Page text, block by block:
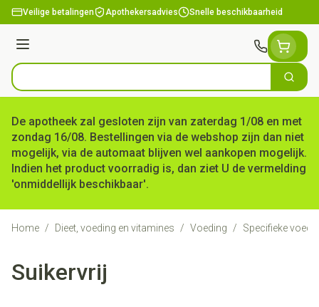
Ga naar de inhoud
Veilige betalingen Apothekersadvies Snelle beschikbaarheid
Menu
Product, merk, categorie... Zoek
De apotheek zal gesloten zijn van zaterdag 1/08 en met
zondag 16/08. Bestellingen via de webshop zijn dan niet
mogelijk, via de automaat blijven wel aankopen mogelijk.
Indien het product voorradig is, dan ziet U de vermelding
'onmiddellijk beschikbaar'.
Home / Dieet, voeding en vitamines / Voeding / Specifieke
Suikervrij